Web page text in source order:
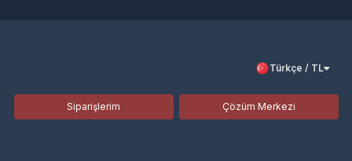
Türkçe / TL
Siparişlerim Çözüm Merkezi